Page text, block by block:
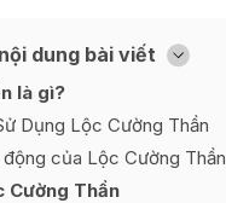
dung bài viết [
Ẩn
là gì?
Dụng Lộc Cường Thần
của Lộc Cường Thần
Cường Thần